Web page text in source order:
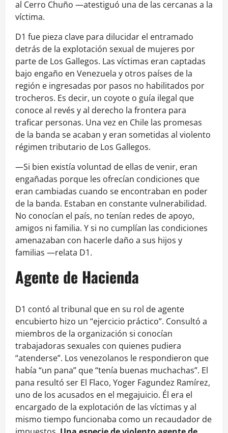
al Cerro Chuño —atestiguó una de las cercanas a la
víctima.
D1 fue pieza clave para dilucidar el entramado
detrás de la explotación sexual de mujeres por
parte de Los Gallegos. Las víctimas eran captadas
bajo engaño en Venezuela y otros países de la
región e ingresadas por pasos no habilitados por
trocheros. Es decir, un coyote o guía ilegal que
conoce al revés y al derecho la frontera para
traficar personas. Una vez en Chile las promesas
de la banda se acaban y eran sometidas al violento
régimen tributario de Los Gallegos.
—Si bien existía voluntad de ellas de venir, eran
engañadas porque les ofrecían condiciones que
eran cambiadas cuando se encontraban en poder
de la banda. Estaban en constante vulnerabilidad.
No conocían el país, no tenían redes de apoyo,
amigos ni familia. Y si no cumplían las condiciones
amenazaban con hacerle daño a sus hijos y
familias —relata D1.
Agente de Hacienda
D1 contó al tribunal que en su rol de agente
encubierto hizo un “ejercicio práctico”. Consultó a
miembros de la organización si conocían
trabajadoras sexuales con quienes pudiera
“atenderse”. Los venezolanos le respondieron que
había “un pana” que “tenía buenas muchachas”. El
pana resultó ser El Flaco, Yoger Fagundez Ramírez,
uno de los acusados en el megajuicio. Él era el
encargado de la explotación de las víctimas y al
mismo tiempo funcionaba como un recaudador de